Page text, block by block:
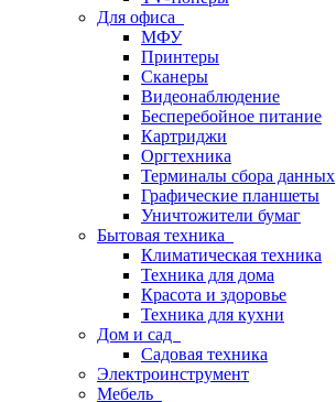
Для офиса
МФУ
Принтеры
Сканеры
Видеонаблюдение
Бесперебойное питание
Картриджи
Оргтехника
Терминалы сбора данных
Графические планшеты
Уничтожители бумаг
Бытовая техника
Климатическая техника
Техника для дома
Красота и здоровье
Техника для кухни
Дом и сад
Садовая техника
Электроинструмент
Мебель